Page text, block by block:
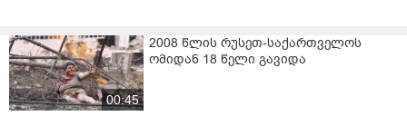
00:45
2008 წლის რუსეთ-საქართველოს
ომიდან 18 წელი გავიდა